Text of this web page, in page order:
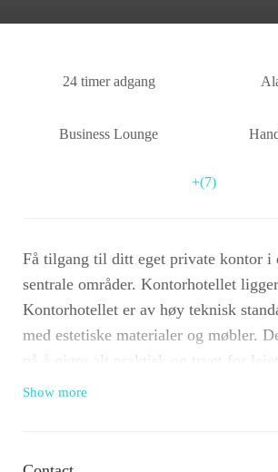
24 timer adgang
Business Lounge
+(7)
Få tilgang til ditt eget private kontor i
sentrale områder. Kontorhotellet
Kontorhotellet er av høy teknisk
med estetiske materialer og møbler.
på å gjøre alt praktisk og trygt for
kontorhotellet tilrettelegger
passer for bedrifter med en ansatt opp
Show more